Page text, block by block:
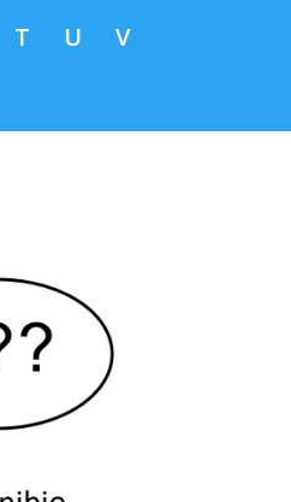
T U
V